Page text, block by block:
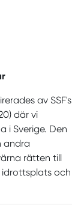
av SSF's
där vi
i Sverige. Den
andra
rätten till
och